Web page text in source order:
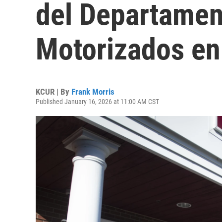
del
Motorizados
KCUR | By Frank Morris
Published January 16, 2026 at 11:00 AM CST